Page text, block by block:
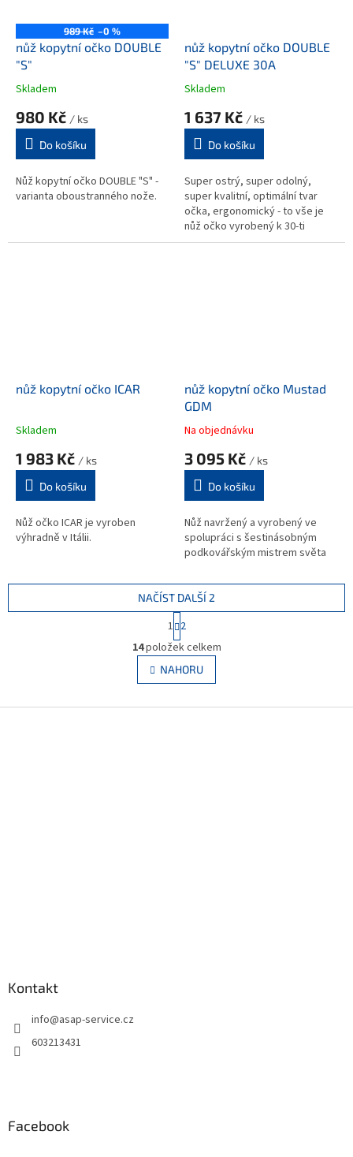
989 Kč –0 %
nůž kopytní očko DOUBLE
"S"
Skladem
980 Kč / ks
Do košíku
Nůž kopytní očko DOUBLE "S" -
varianta oboustranného nože.
nůž kopytní očko DOUBLE
"S" DELUXE 30A
Skladem
1 637 Kč / ks
Do košíku
Super ostrý, super odolný,
super kvalitní, optimální tvar
očka, ergonomický - to vše je
nůž očko vyrobený k 30-ti
letému výročí firmy Double S.
nůž kopytní očko ICAR
Skladem
1 983 Kč / ks
Do košíku
Nůž očko ICAR je vyroben
výhradně v Itálii.
nůž kopytní očko Mustad
GDM
Na objednávku
3 095 Kč / ks
Do košíku
Nůž navržený a vyrobený ve
spolupráci s šestinásobným
podkovářským mistrem světa
O
v
l
á
NAČÍST DALŠÍ 2
t
r
á
n
k
v
1 2
14položek celkem
NAHORU
Kontakt
info@asap-service.cz
603213431
Facebook